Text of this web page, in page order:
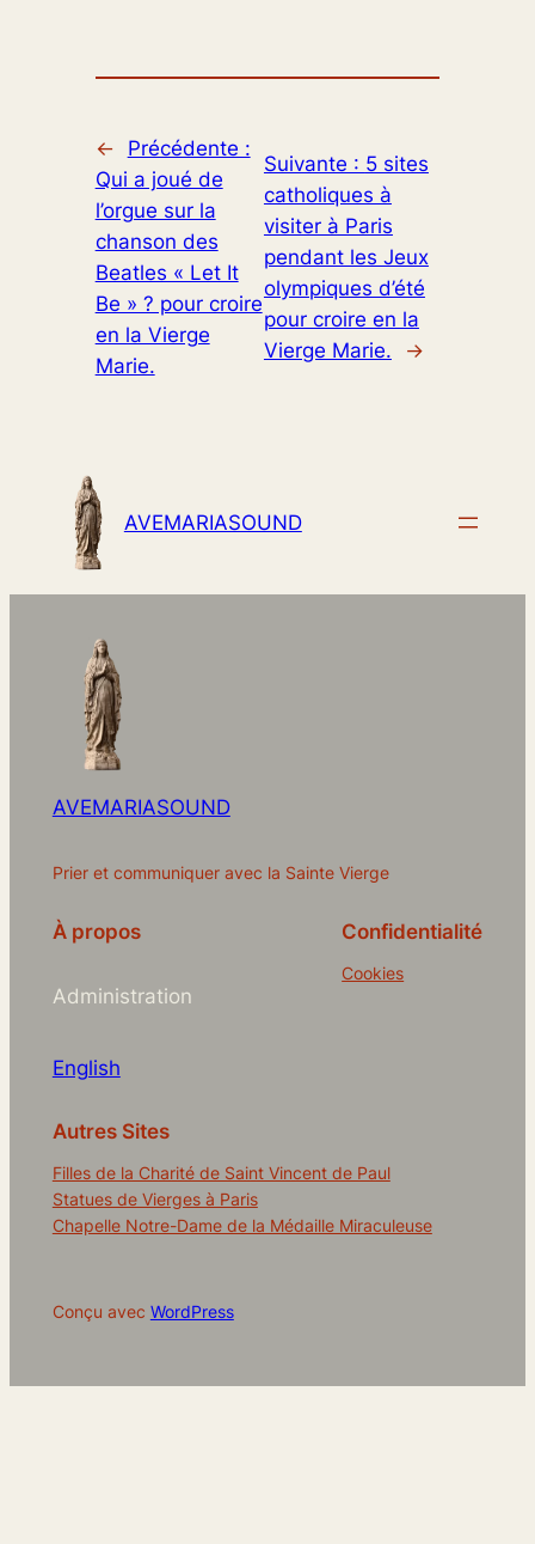
←
Précédente :
Qui a joué de
l’orgue sur la
chanson des
Beatles « Let It
Be » ? pour croire
en la Vierge
Marie.
Suivante : 5 sites
catholiques à
visiter à Paris
pendant les Jeux
olympiques d’été
pour croire en la
Vierge Marie.
→
AVEMARIASOUND
AVEMARIASOUND
Prier et communiquer avec la Sainte Vierge
À propos
Administration
English
Confidentialité
Cookies
Autres Sites
Filles de la Charité de Saint Vincent de Paul
Statues de Vierges à Paris
Chapelle Notre-Dame de la Médaille Miraculeuse
Conçu avec WordPress